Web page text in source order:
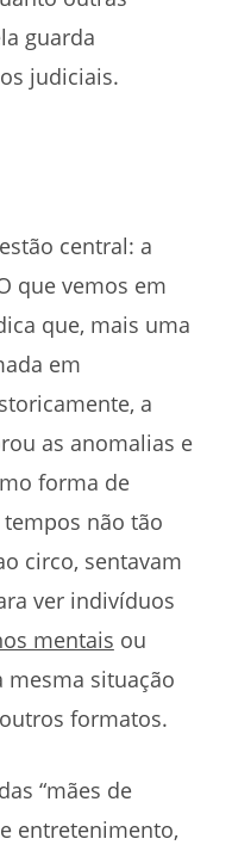
guarda
judiciais.
central: a
que vemos em
que, mais uma
em
a
as anomalias e
forma de
não tão
circo, sentavam
ver indivíduos
mentais ou
mesma situação
formatos.
“mães de
entretenimento,